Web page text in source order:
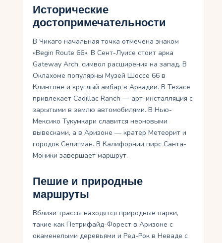
Исторические
достопримечательности
В Чикаго начальная точка отмечена знаком
«Begin Route 66». В Сент-Луисе стоит арка
Gateway Arch, символ расширения на запад. В
Оклахоме популярны Музей Шоссе 66 в
Клинтоне и круглый амбар в Аркадии. В Техасе
привлекает Cadillac Ranch — арт-инсталляция с
зарытыми в землю автомобилями. В Нью-
Мексико Тукумкари славится неоновыми
вывесками, а в Аризоне — кратер Метеорит и
городок Селигман. В Калифорнии пирс Санта-
Моники завершает маршрут.
Пешие и природные
маршруты
Вблизи трассы находятся природные парки,
такие как Петрифайд-Форест в Аризоне с
окаменелыми деревьями и Ред-Рок в Неваде с